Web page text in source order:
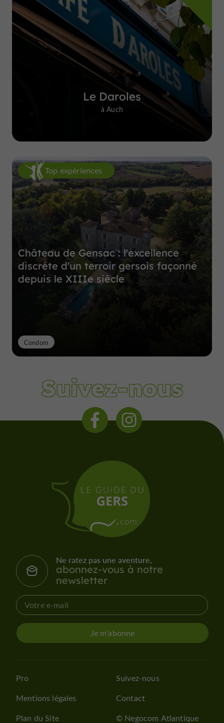
Le Daroles
à Auch
Top expériences
Château de Gensac : l'excellence
discrète d'un terroir gersois façonné
depuis le XIIIe siècle
Condom
Suivez-nous
Ne ratez pas une aventure,
abonnez-vous à notre
newsletter
Je m'abonne
Pro
Mentions légales
Plan du Site
Suivez-nous
Contact
© Negocom Atlantique